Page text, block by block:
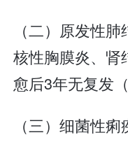
（二）原发性
核性胸膜炎、肾
愈后3年无复发
（三）细菌性